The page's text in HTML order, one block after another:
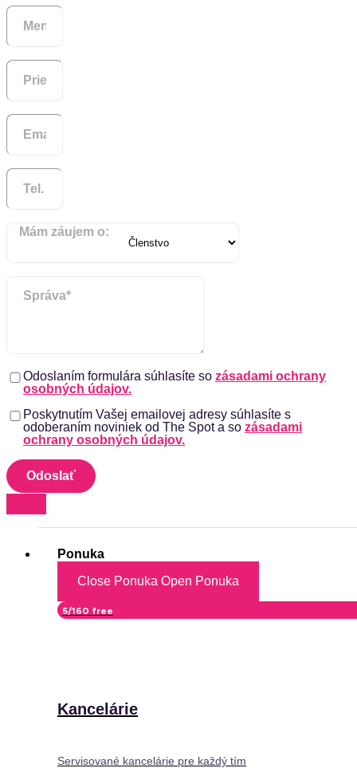
Mám záujem o:
Odoslaním formulára súhlasíte so zásadami ochrany
osobných údajov.
Poskytnutím Vašej emailovej adresy súhlasíte s
odoberaním noviniek od The Spot a so zásadami
ochrany osobných údajov.
Odoslať
Ponuka
Close Ponuka Open Ponuka
5/160 free
Kancelárie
Servisované kancelárie pre každý tím